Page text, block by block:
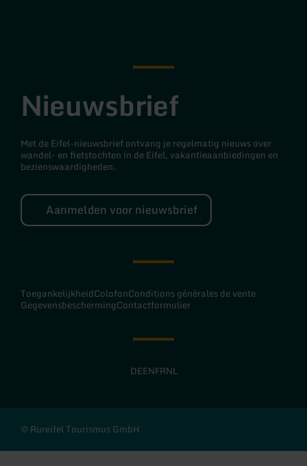
Nieuwsbrief
Met de Eifel-nieuwsbrief ontvang je regelmatig nieuws over
wandel- en fietstochten in de Eifel, vakantieaanbiedingen en
bezienswaardigheden.
Aanmelden voor nieuwsbrief
ToegankelijkheidColofonConditions générales de vente
GegevensbeschermingContactformulier
DEENFRNL
© Rureifel Tourismus GmbH